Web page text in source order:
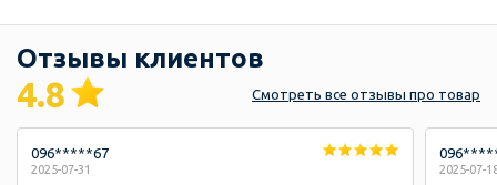
Отзывы клиентов
4.8 Смотреть все отзывы про товар
096*****67
2025-07-31 2025-07-